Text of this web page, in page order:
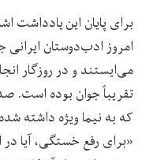
برای پایان این یادداشت
امروز ادب‌دوستان
می‌ایستند و در روزگار
تقریباً جوان بوده است.
که به نیما ویژه داشته
«برای رفع خستگی، آیا